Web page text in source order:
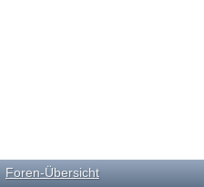
Foren-Übersicht